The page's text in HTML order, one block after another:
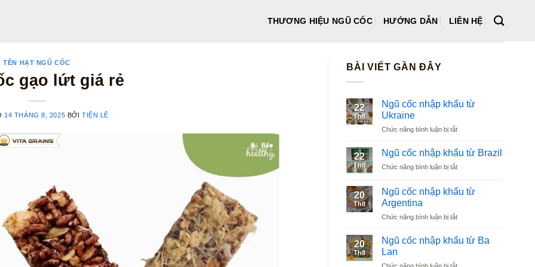
THƯƠNG HIỆU NGŨ CỐC HƯỚNG DẪN LIÊN HỆ
TÊN HẠT NGŨ CỐC
gạo lứt giá rẻ
14 THÁNG 8, 2025 BỞI TIỆN LÊ
BÀI VIẾT GẦN ĐÂY
22
Th8
Ngũ cốc nhập khẩu từ
Ukraine
Chức năng bình luận bị tắtở
cốc
khẩu
Ukraine
22
Th8
Ngũ cốc nhập khẩu từ Brazil
Chức năng bình luận bị tắtở
cốc
nhập
từ
20
Th8
Ngũ cốc nhập khẩu từ
Argentina
Chức năng bình luận bị tắtở
cốc
20
Th8
Ngũ cốc nhập khẩu từ Ba
Lan
Chức năng bình luận bị tắtở